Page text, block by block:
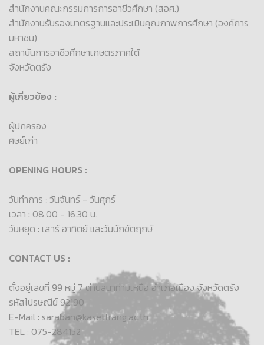
สำนักงานคณะกรรมการการอาชีวศึกษา (สอศ.)
สำนักงานรับรองมาตรฐานและประเมินคุณภาพการศึกษา (องค์การ
มหาชน)
สถาบันการอาชีวศึกษาเกษตรภาคใต้
จังหวัดตรัง
ผู้เกี่ยวข้อง :
ผู้ปกครอง
ศิษย์เก่า
OPENING HOURS :
วันทำการ : วันจันทร์ - วันศุกร์
เวลา : 08.00 - 16.30 น.
วันหยุด : เสาร์ อาทิตย์ และวันนักขัตฤกษ์
CONTACT US :
ตั้งอยู่เลขที่ 99 หมู่ 7 ตำบลนาท่ามเหนือ อำเภอเมือง จังหวัดตรัง
รหัสไปรษณีย์ 92190
E-Mail : saraban@kasettrang.ac.th
TEL : 075-284152